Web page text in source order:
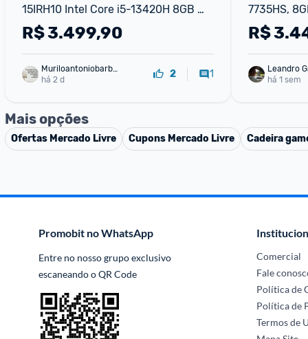
15IRH10 Intel Core i5-13420H 8GB
512GB SSD Windows 11 15.3" -
83NS0002BR Luna Grey
R$3.499,90
Muriloantoniobarbo
sa
há 2 d 2 1
7735HS,
Linux,
R$
Leandro
há 1 sem
Mais opções
Ofertas Mercado Livre Cupons Mercado Livre Cadeira
Promobit no WhatsApp
Entre no nosso grupo exclusivo
escaneando o QR Code
Comercial
Fale
Política de
Política de
Termos de